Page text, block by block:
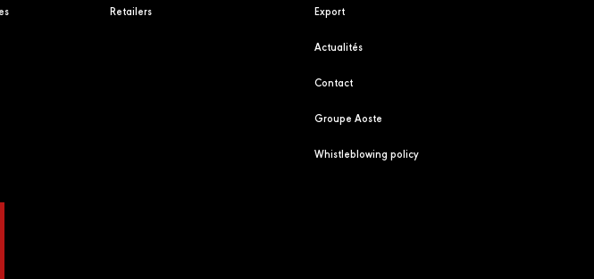
Retailers Export
Actualités
Contact
Groupe Aoste
Whistleblowing policy